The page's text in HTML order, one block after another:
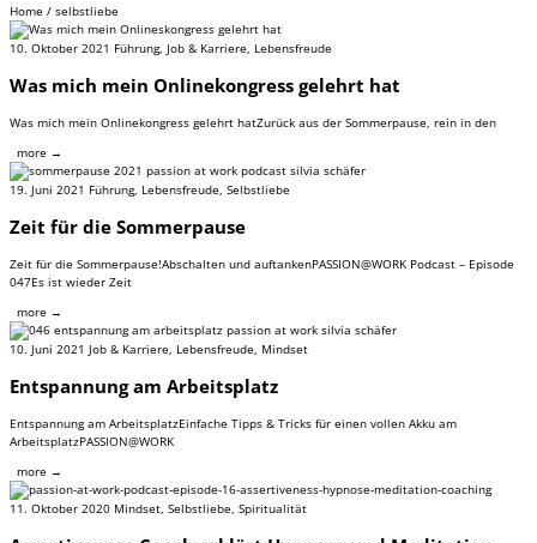
Home / selbstliebe
10. Oktober 2021 Führung, Job & Karriere, Lebensfreude
Was mich mein Onlinekongress gelehrt hat
Was mich mein Onlinekongress gelehrt hatZurück aus der Sommerpause, rein in den
more →
19. Juni 2021 Führung, Lebensfreude Selbstliebe
Zeit für die Sommerpause
Zeit für die Sommerpause!Abschalten und auftankenPASSION@WORK Podcast – Episode
047Es ist wieder Zeit
more →
10. Juni 2021 Job & Karriere Lebensfreude Mindset
Entspannung am Arbeitsplatz
Entspannung am ArbeitsplatzEinfache Tipps & Tricks für einen vollen Akku am
ArbeitsplatzPASSION@WORK
more →
11. Oktober 2020 Mindset Selbstliebe Spiritualität